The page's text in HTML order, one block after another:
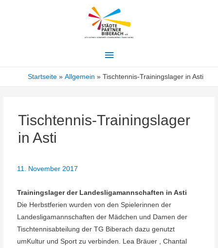
Hauptmenü
Startseite Allgemein Tischtennis-Trainingslager in Asti
Tischtennis-Trainingslager
in Asti
11. November 2017
Trainingslager der Landesligamannschaften in Asti
Die Herbstferien wurden von den Spielerinnen der
Landesligamannschaften der Mädchen und Damen der
Tischtennisabteilung der TG Biberach dazu genutzt
um Kultur und Sport zu verbinden. Lea Bräuer , Chantal